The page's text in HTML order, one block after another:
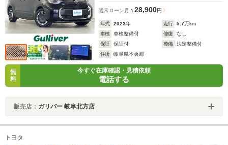
通常ローン 月々28,900円
年式 2023年 走行 5.7万km
車検
車検整備付 修復
なし
保証
保証付 整備
法定整備付
住所
岐阜県本巣郡
無
料
今すぐ在庫確認・見積依頼
電話する
販売店： ガリバー 岐阜北方店
トヨタ